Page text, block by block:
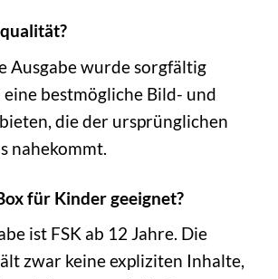
Ausgabe wurde sorgfältig
bestmögliche Bild- und
die der ursprünglichen
nahekommt.
für Kinder geeignet?
ist FSK ab 12 Jahre. Die
zwar keine expliziten Inhalte,